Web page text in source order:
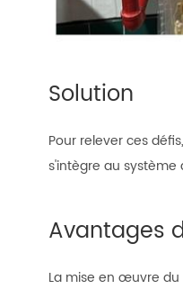
Solution
Pour relever ces
s'intègre au
Avantages
La mise en œuvre du